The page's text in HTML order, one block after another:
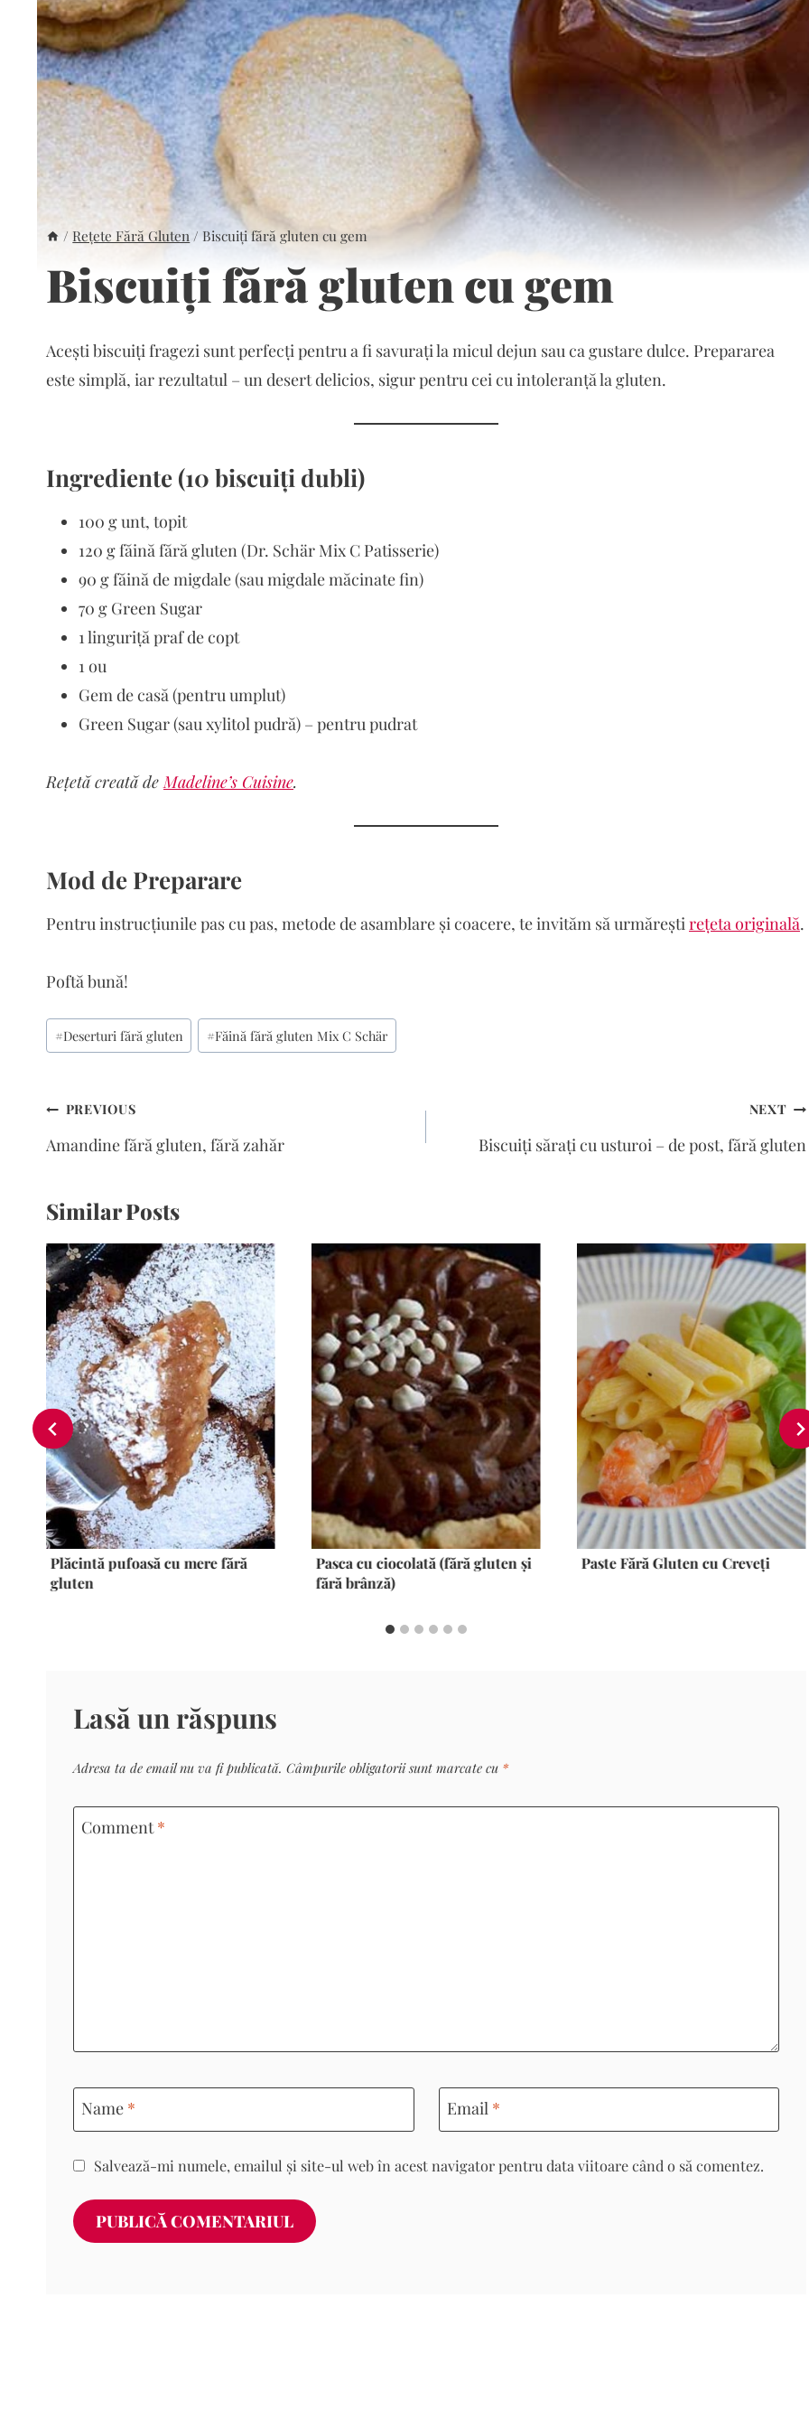
/ Rețete Fără Gluten / Biscuiți fără gluten cu gem
Biscuiți fără gluten cu gem
Acești biscuiți fragezi sunt perfecți pentru a fi savurați la micul dejun sau ca gustare dulce. Prepararea
este simplă, iar rezultatul – un desert delicios, sigur pentru cei cu intoleranță la gluten.
Ingrediente (10 biscuiți dubli)
100 g unt, topit
120 g făină fără gluten (Dr. Schär Mix C Patisserie)
90 g făină de migdale (sau migdale măcinate fin)
70 g Green Sugar
1 linguriță praf de copt
1 ou
Gem de casă (pentru umplut)
Green Sugar (sau xylitol pudră) – pentru pudrat
Rețetă creată de Madeline’s Cuisine.
Mod de Preparare
Pentru instrucțiunile pas cu pas, metode de asamblare și coacere, te invităm să urmărești rețeta originală.
Poftă bună!
Post
Tags:
#Deserturi fără gluten #Făină fără gluten Mix C Schär
Navigare
în
articole
PREVIOUS
Amandine fără gluten, fără zahăr
NEXT
Biscuiți sărați cu usturoi – de post, fără gluten
Similar Posts
Plăcintă pufoasă cu mere fără
gluten
Pasca cu ciocolată (fără gluten și
fără brânză)
Paste Fără Gluten cu Creveți
Lasă un răspuns
Adresa ta de email nu va fi publicată. Câmpurile obligatorii sunt marcate cu *
Comment*
Name * Email *
Salvează-mi numele, emailul și site-ul web în acest navigator pentru data viitoare când o să comentez.